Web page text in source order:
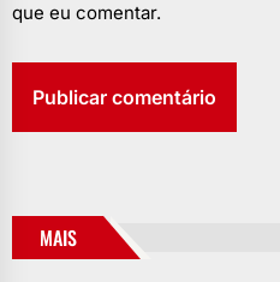
que eu comentar.
MAIS